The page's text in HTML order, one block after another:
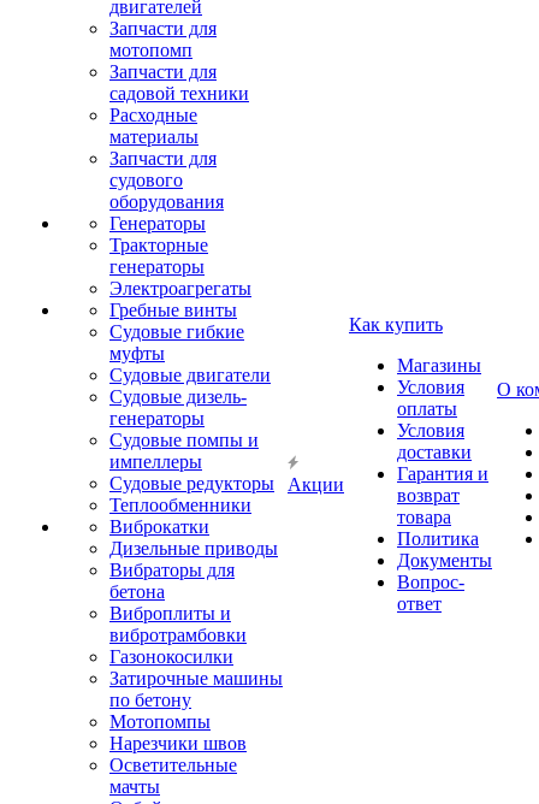
двигателей
Запчасти для
мотопомп
Запчасти для
садовой техники
Расходные
материалы
Запчасти для
судового
оборудования
Генераторы
Тракторные
генераторы
Электроагрегаты
Гребные винты
Судовые гибкие
муфты
Судовые двигатели
Судовые дизель-
генераторы
Судовые помпы и
импеллеры
Судовые редукторы
Теплообменники
Виброкатки
Дизельные приводы
Вибраторы для
бетона
Виброплиты и
вибротрамбовки
Газонокосилки
Затирочные машины
по бетону
Мотопомпы
Нарезчики швов
Осветительные
мачты
Акции
Как купить
Магазины
Условия
оплаты
Условия
доставки
Гарантия и
возврат
товара
Политика
Документы
Вопрос-
ответ
О